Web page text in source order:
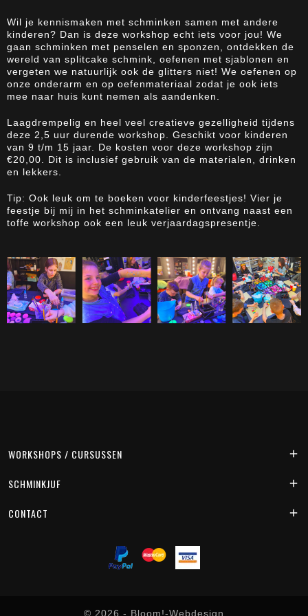
Wil je kennismaken met schminken samen met andere
kinderen? Dan is deze workshop echt iets voor jou! We
gaan schminken met penselen en sponzen, ontdekken de
wereld van splitcake schmink, oefenen met sjablonen en
vergeten we natuurlijk ook de glitters niet! We oefenen op
onze onderarm en op oefenmateriaal zodat je ook iets
mee naar huis kunt nemen als aandenken.
Laagdrempelig en heel veel creatieve gezelligheid tijdens
deze 2,5 uur durende workshop. Geschikt voor kinderen
van 9 t/m 15 jaar. De kosten voor deze workshop zijn
€20,00. Dit is inclusief gebruik van de materialen, drinken
en lekkers.
Tip: Ook leuk om te boeken voor kinderfeestjes! Vier je
feestje bij mij in het schminkatelier en ontvang naast een
toffe workshop ook een leuk verjaardagspresentje.
WORKSHOPS / CURSUSSEN 
SCHMINKJUF 
CONTACT 
© 2026 - Bloom!-Webdesign